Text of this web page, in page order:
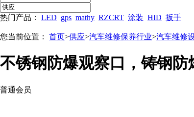
热门产品： LED gps mathy RZCRT 涂装 HID 扳手
您当前位置： 首页>供应>汽车维修保养行业>汽车维修
不锈钢防爆观察口，铸钢防
普通会员